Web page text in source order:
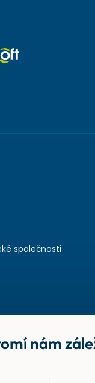
společnosti
nám